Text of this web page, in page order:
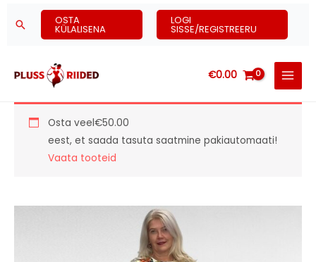
SearchOSTA
KÜLALISENA
LOGI
SISSE/REGISTREERU
€0.00
Osta veel€50.00
eest, et saada tasuta saatmine pakiautomaati!
Vaata tooteid